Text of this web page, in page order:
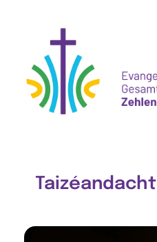
Taizéandacht